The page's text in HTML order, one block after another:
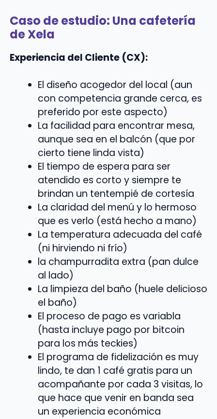
Caso de estudio: Una cafetería
de Xela
Experiencia del Cliente (CX):
El diseño acogedor del local (aun
con competencia grande cerca, es
preferido por este aspecto)
La facilidad para encontrar mesa,
aunque sea en el balcón (que por
cierto tiene linda vista)
El tiempo de espera para ser
atendido es corto y siempre te
brindan un tentempié de cortesía
La claridad del menú y lo hermoso
que es verlo (está hecho a mano)
La temperatura adecuada del café
(ni hirviendo ni frío)
la champurradita extra (pan dulce
al lado)
La limpieza del baño (huele delicioso
el baño)
El proceso de pago es variabla
(hasta incluye pago por bitcoin
para los más teckies)
El programa de fidelización es muy
lindo, te dan 1 café gratis para un
acompañante por cada 3 visitas, lo
que hace que venir en banda sea
un experiencia económica